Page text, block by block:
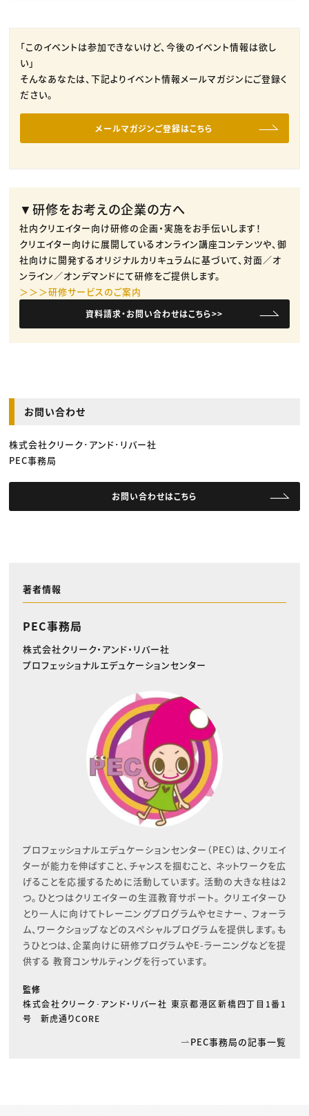
「このイベントは参加できないけど、今後のイベント情報は欲し
い」
そんなあなたは、下記よりイベント情報メールマガジンにご登録く
ださい。
メールマガジンご登録はこちら
▼研修をお考えの企業の方へ
社内クリエイター向け研修の企画・実施をお手伝いします！
クリエイター向けに展開しているオンライン講座コンテンツや、御
社向けに開発するオリジナルカリキュラムに基づいて、対面／オ
ンライン／オンデマンドにて研修をご提供します。
＞＞＞研修サービスのご案内
資料請求・お問い合わせはこちら>>
お問い合わせ
株式会社クリーク･アンド･リバー社
PEC事務局
お問い合わせはこちら
著者情報
PEC事務局
株式会社クリーク・アンド・リバー社
プロフェッショナルエデュケーションセンター
プロフェッショナルエデュケーションセンター（PEC）は、クリエイ
ターが能力を伸ばすこと、チャンスを掴むこと、 ネットワークを広
げることを応援するために活動しています。 活動の大きな柱は2
つ。ひとつはクリエイターの生涯教育サポート。 クリエイターひ
とり一人に向けてトレーニングプログラムやセミナー、 フォーラ
ム、ワークショップなどのスペシャルプログラムを提供します。も
うひとつは、企業向けに研修プログラムやE-ラーニングなどを提
供する 教育コンサルティングを行っています。
監修
株式会社クリーク･アンド・リバー社 東京都港区新橋四丁目1番1
号 新虎通りCORE
PEC事務局の記事一覧